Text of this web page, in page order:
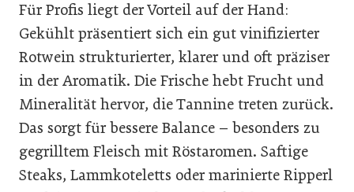
Für Profis liegt der Vorteil auf der Hand:
Gekühlt präsentiert sich ein gut vinifizierter
Rotwein strukturierter, klarer und oft präziser
in der Aromatik. Die Frische hebt Frucht und
Mineralität hervor, die Tannine treten zurück.
Das sorgt für bessere Balance – besonders zu
gegrilltem Fleisch mit Röstaromen. Saftige
Steaks, Lammkoteletts oder marinierte Ripperl